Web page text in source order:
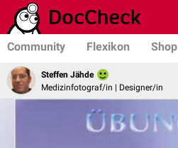
Community Flexikon Shop
Steffen Jähde
Medizinfotograf/in | Designer/in